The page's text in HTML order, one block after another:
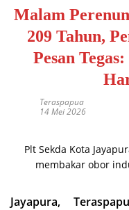
Malam
209 Tahun,
Pesan
Teraspapua
14 Mei 2026
Plt Sekda Kota
membakar obor
Jayapura,